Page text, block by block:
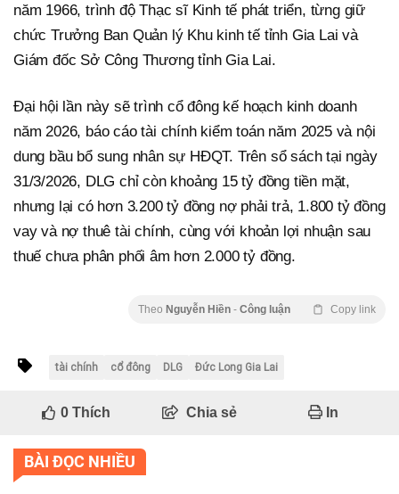
năm 1966, trình độ Thạc sĩ Kinh tế phát triển, từng giữ
chức Trưởng Ban Quản lý Khu kinh tế tỉnh Gia Lai và
Giám đốc Sở Công Thương tỉnh Gia Lai.
Đại hội lần này sẽ trình cổ đông kế hoạch kinh doanh
năm 2026, báo cáo tài chính kiểm toán năm 2025 và nội
dung bầu bổ sung nhân sự HĐQT. Trên sổ sách tại ngày
31/3/2026, DLG chỉ còn khoảng 15 tỷ đồng tiền mặt,
nhưng lại có hơn 3.200 tỷ đồng nợ phải trả, 1.800 tỷ đồng
vay và nợ thuê tài chính, cùng với khoản lợi nhuận sau
thuế chưa phân phối âm hơn 2.000 tỷ đồng.
Theo Nguyễn Hiền - Công luận Copy link
tài chính cổ đông DLG Đức Long Gia Lai
0Thích Chia sẻ In
BÀI ĐỌC NHIỀU